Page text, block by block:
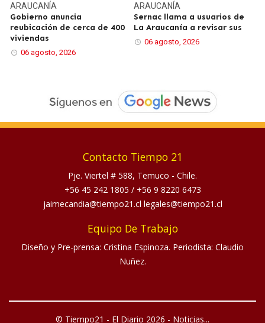
ARAUCANÍA
Gobierno anuncia
reubicación de cerca de 400
viviendas
06 agosto, 2026
ARAUCANÍA
Sernac llama a usuarios de
La Araucanía a revisar sus
06 agosto, 2026
Contacto Tiempo 21
Pje. Viertel # 588, Temuco - Chile.
+56 45 242 1805 / +56 9 8220 6473
jaimecandia@tiempo21.cl legales@tiempo21.cl
Equipo De Trabajo
Diseño y Pre-prensa: Cristina Espinoza. Periodista: Claudio
Nuñez.
© Tiempo21 - El Diario 2026 - Noticias...